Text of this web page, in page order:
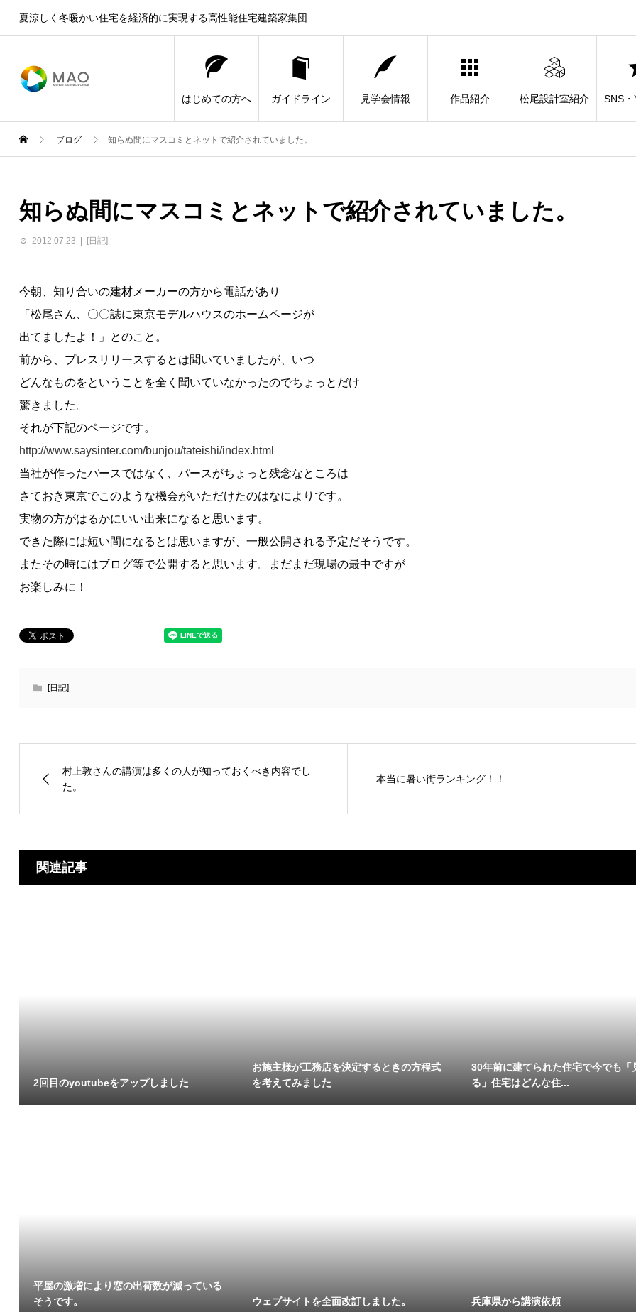
夏涼しく冬暖かい住宅を経済的に実現する高性能住宅建築家集団
はじめての方へ ガイドライン 見学会情報 作品紹介 松尾設計室紹介 SNS
ブログ 知らぬ間にマスコミとネットで紹介されていました。
知らぬ間にマスコミとネットで紹介されていました。
2012.07.23 [日記]
今朝、知り合いの建材メーカーの方から電話があり
「松尾さん、〇〇誌に東京モデルハウスのホームページが
出てましたよ！」とのこと。
前から、プレスリリースするとは聞いていましたが、いつ
どんなものをということを全く聞いていなかったのでちょっとだけ
驚きました。
それが下記のページです。
http://www.saysinter.com/bunjou/tateishi/index.html
当社が作ったパースではなく、パースがちょっと残念なところは
さておき東京でこのような機会がいただけたのはなによりです。
実物の方がはるかにいい出来になると思います。
できた際には短い間になるとは思いますが、一般公開される予定だそうです。
またその時にはブログ等で公開すると思います。まだまだ現場の最中ですが
お楽しみに！
[日記]
村上敦さんの講演は多くの人が知っておくべき内容でし
た。
本当に暑い街ランキング！！
関連記事
2回目のyoutubeをアップしました
お施主様が工務店を決定するときの方程式
を考えてみました
30年前に建てられた住宅で今でも「
る」住宅はどんな住...
平屋の激増により窓の出荷数が減っている
そうです。
ウェブサイトを全面改訂しました。 兵庫県から講演依頼